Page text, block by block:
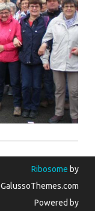
Ribosome by
GalussoThemes.com
Powered by